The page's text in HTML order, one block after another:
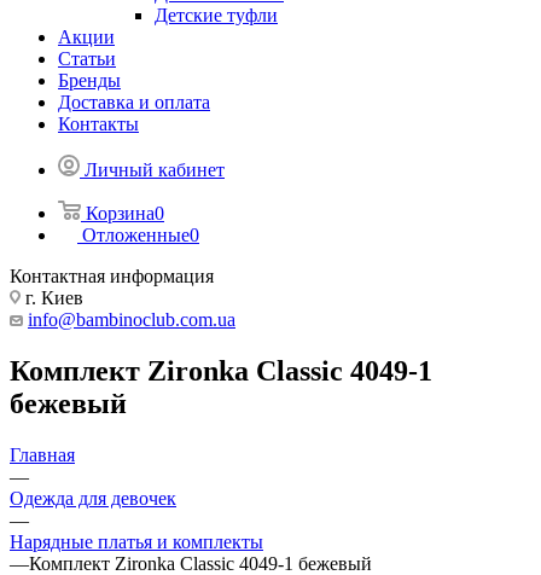
Детские туфли
Акции
Статьи
Бренды
Доставка и оплата
Контакты
Личный кабинет
Корзина0
Отложенные0
Контактная информация
г. Киев
info@bambinoclub.com.ua
Комплект Zironka Classic 4049-1
бежевый
Главная
—
Одежда для девочек
—
Нарядные платья и комплекты
—Комплект Zironka Classic 4049-1 бежевый